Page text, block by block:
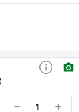
− +